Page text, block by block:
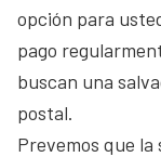
opción para
pago
buscan una
postal.
Prevemos que